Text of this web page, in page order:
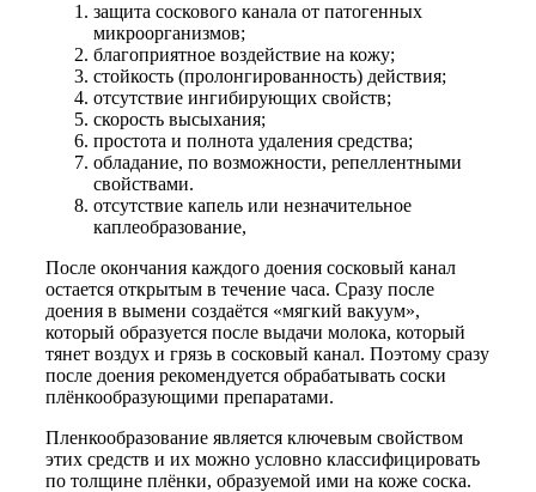
защита соскового канала от патогенных
микроорганизмов;
благоприятное воздействие на кожу;
стойкость (пролонгированность) действия;
отсутствие ингибирующих свойств;
скорость высыхания;
простота и полнота удаления средства;
обладание, по возможности, репеллентными
свойствами.
отсутствие капель или незначительное
каплеобразование,
После окончания каждого доения сосковый канал
остается открытым в течение часа. Сразу после
доения в вымени создаётся «мягкий вакуум»,
который образуется после выдачи молока, который
тянет воздух и грязь в сосковый канал. Поэтому сразу
после доения рекомендуется обрабатывать соски
плёнкообразующими препаратами.
Пленкообразование является ключевым свойством
этих средств и их можно условно классифицировать
по толщине плёнки, образуемой ими на коже соска.